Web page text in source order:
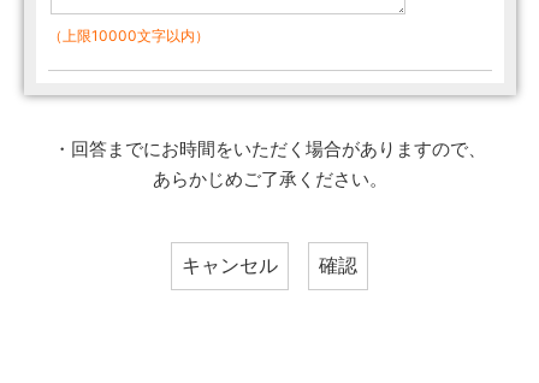
（上限10000文字以内）
・回答までにお時間をいただく場合がありますので、
あらかじめご了承ください。